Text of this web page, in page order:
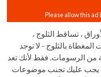
، تساقط الثلوج ،
المغطاة بالثلوج - لا توجد
من الرسومات. فقط لأنك تعد
يجب عليك تجنب موضوعات